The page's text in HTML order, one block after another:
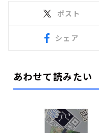
ポスト
シェア
あわせて読みたい